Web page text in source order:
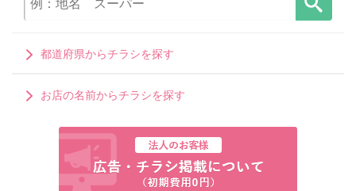
都道府県からチラシを探す
お店の名前からチラシを探す